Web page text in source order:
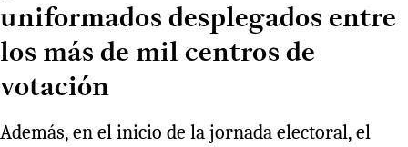
uniformados desplegados entre
los más de mil centros de
votación
Además, en el inicio de la jornada electoral, el